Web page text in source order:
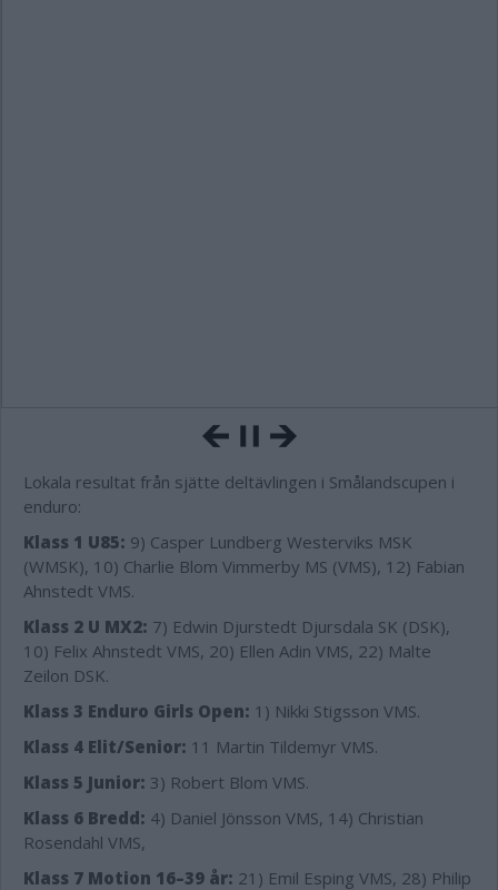
Lokala resultat från sjätte deltävlingen i Smålandscupen i
enduro:
Klass 1 U85: 9) Casper Lundberg Westerviks MSK
(WMSK), 10) Charlie Blom Vimmerby MS (VMS), 12) Fabian
Ahnstedt VMS.
Klass 2 U MX2: 7) Edwin Djurstedt Djursdala SK (DSK),
10) Felix Ahnstedt VMS, 20) Ellen Adin VMS, 22) Malte
Zeilon DSK.
Klass 3 Enduro Girls Open: 1) Nikki Stigsson VMS.
Klass 4 Elit/Senior: 11 Martin Tildemyr VMS.
Klass 5 Junior: 3) Robert Blom VMS.
Klass 6 Bredd: 4) Daniel Jönsson VMS, 14) Christian
Rosendahl VMS,
Klass 7 Motion 16–39 år: 21) Emil Esping VMS, 28) Philip